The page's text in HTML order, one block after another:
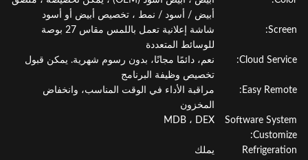
أبيض / أسود / نمط ، تخصيص أبيض أو أسود
شاشة إعلانية تعمل باللمس مقاس 27 بوصة
للوسائط المتعددة
Cloud
نعم، دائمًا مجانًا، بدون رسوم شهرية. يمكن قبول
تخصيص وظيفة البرنامج
Easy
مراقبة الأداء في الوقت المناسب، وانخفاض
المخزون
Software
MDB ، DEX